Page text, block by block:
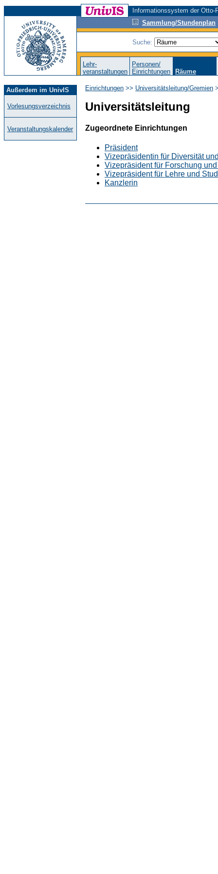
Informationssystem der
Sammlung/Stundenplan
Suche:
Lehr-
veranstaltungen
Personen/
Einrichtungen
Räume
Außerdem im UnivIS
Vorlesungsverzeichnis
Veranstaltungskalender
Einrichtungen >> Universitätsleitung/Gremien
Universitätsleitung
Zugeordnete Einrichtungen
Präsident
Vizepräsidentin für Diversität
Vizepräsident für Forschung
Vizepräsident für Lehre und
Kanzlerin